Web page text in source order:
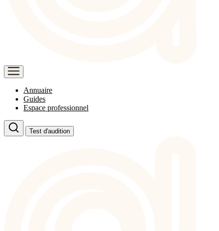
Annuaire
Guides
Espace professionnel
Test d'audition